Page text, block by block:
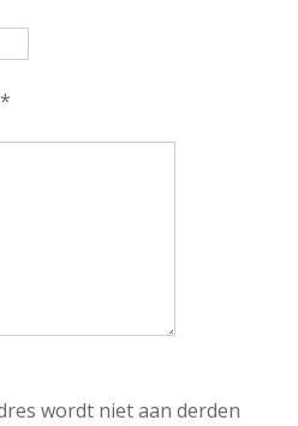
wordt niet aan derden